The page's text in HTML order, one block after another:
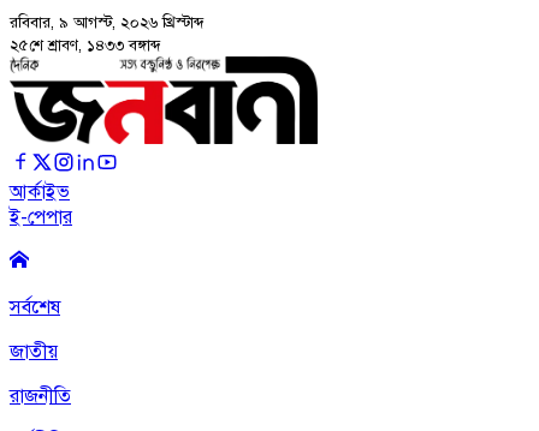
রবিবার, ৯ আগস্ট, ২০২৬ খ্রিস্টাব্দ
২৫শে শ্রাবণ, ১৪৩৩ বঙ্গাব্দ
আর্কাইভ
ই-পেপার
সর্বশেষ
জাতীয়
রাজনীতি